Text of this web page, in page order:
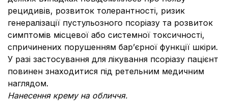
рецидивів, розвиток толерантності, ризик
генералізації пустульозного псоріазу та розвиток
симптомів місцевої або системної токсичності,
спричинених порушенням бар’єрної функції шкіри.
У разі застосування для лікування псоріазу пацієнт
повинен знаходитися під ретельним медичним
наглядом.
Нанесення крему на обличчя.